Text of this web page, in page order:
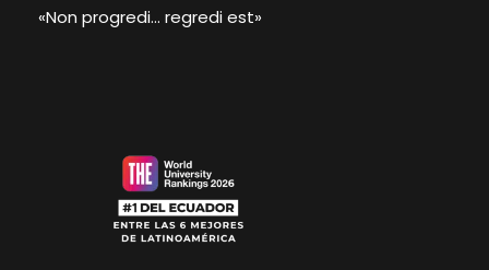
«Non progredi… regredi est»